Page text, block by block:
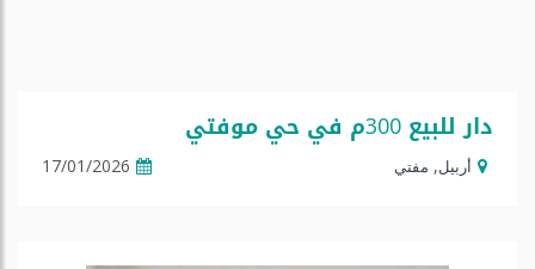
دار للبيع 300م في حي موفتي
أربيل, مفتي 17/01/2026